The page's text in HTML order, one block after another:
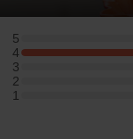
5
5 星：0 則評論
4
4 星：1 則評論
3
3 星：0 則評論
2
2 星：0 則評論
1
1 星：0 則評論